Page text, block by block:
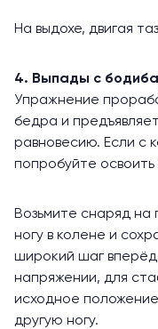
На выдохе, двигая
4. Выпады с
Упражнение
бедра и
равновесию. Если с
попробуйте
Возьмите снаряд на
ногу в колене и
широкий шаг
напряжении, для
исходное
другую ногу.